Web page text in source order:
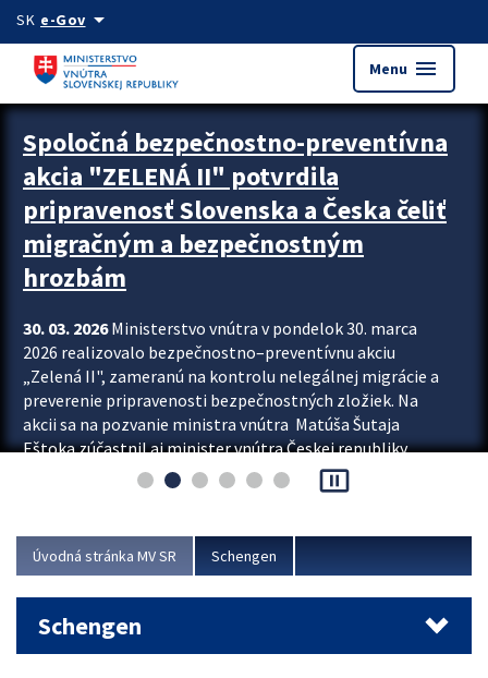
Preskocit na hlavný obsah
SK e-Govarrow_drop_down
Menu menu
Zastavit automatický posun upútavok
Spoločná bezpečnostno-preventívna
akcia "ZELENÁ II" potvrdila
pripravenosť Slovenska a Česka čeliť
migračným a bezpečnostným
hrozbám
30. 03. 2026Ministerstvo vnútra v pondelok 30. marca
2026 realizovalo bezpečnostno–preventívnu akciu
„Zelená II", zameranú na kontrolu nelegálnej migrácie a
preverenie pripravenosti bezpečnostných zložiek. Na
akcii sa na pozvanie ministra vnútra Matúša Šutaja
Eštoka zúčastnil aj minister vnútra Českej republiky
Lubomír Metnar, spolu s ďalšími zahraničnými partnermi.
Cieľom akcie bolo posilniť kontrolné mechanizmy,
demonštrovať pripravenosť Slovenska na možné...
pause_presentation
Úvodná stránka MV SR Schengen
Schengen